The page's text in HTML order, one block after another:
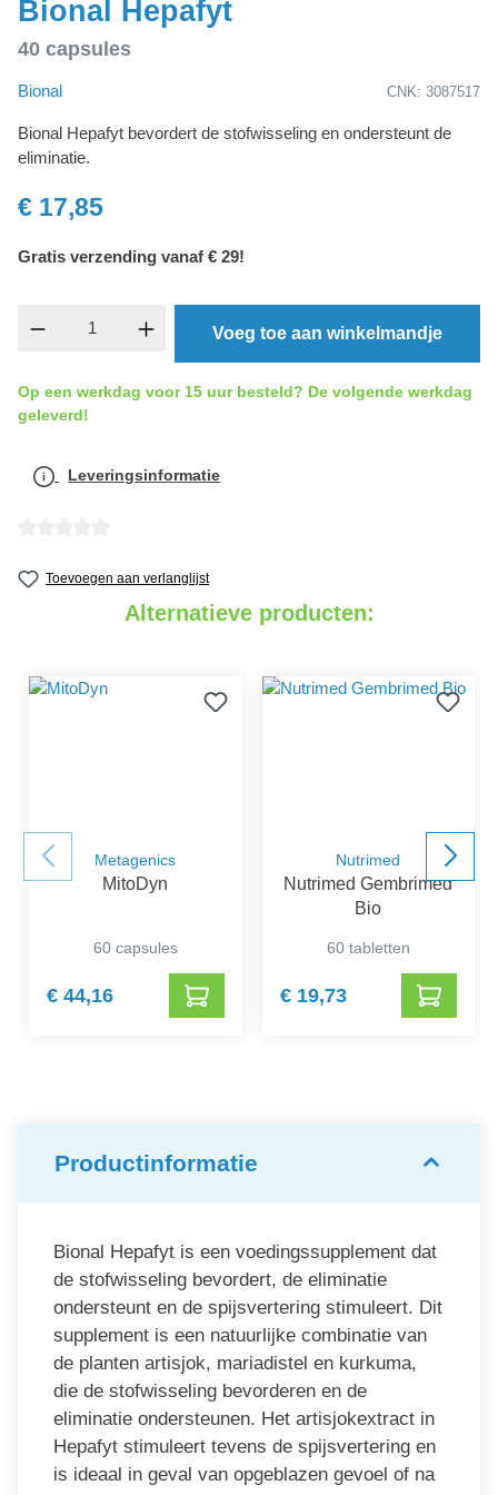
Bional Hepafyt
40 capsules
Bional CNK: 3087517
Bional Hepafyt bevordert de stofwisseling en ondersteunt de
eliminatie.
€ 17,85
Gratis verzending vanaf € 29!
component.product.quantitySelect.legend
Voeg toe aan winkelmandje
Op een werkdag voor 15 uur besteld? De volgende werkdag
geleverd!
Leveringsinformatie
Toevoegen aan verlanglijst
Alternatieve producten:
Metagenics
MitoDyn
60 capsules
€ 44,16
Nutrimed
Nutrimed Gembrimed
Bio
60 tabletten
€ 19,73
Productinformatie
Bional Hepafyt is een voedingssupplement dat
de stofwisseling bevordert, de eliminatie
ondersteunt en de spijsvertering stimuleert. Dit
supplement is een natuurlijke combinatie van
de planten artisjok, mariadistel en kurkuma,
die de stofwisseling bevorderen en de
eliminatie ondersteunen. Het artisjokextract in
Hepafyt stimuleert tevens de spijsvertering en
is ideaal in geval van opgeblazen gevoel of na